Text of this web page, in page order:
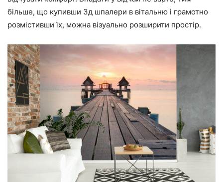
більше, що купивши 3д шпалери в вітальню і грамотно
розмістивши їх, можна візуально розширити простір.